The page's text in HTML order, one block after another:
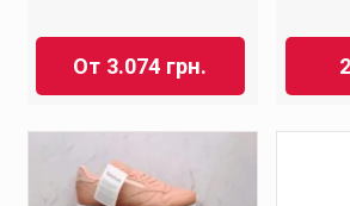
От 3.074 грн.